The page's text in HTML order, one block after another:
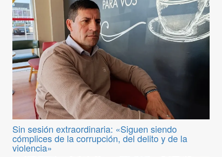
Sin sesión extraordinaria: «Siguen siendo
cómplices de la corrupción, del delito y de la
violencia»